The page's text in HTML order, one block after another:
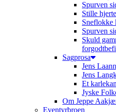
Spurven
Stille
Sneflokke
Spurven
Skuld
Sagprosa
Jens
Jens
Et
Jyske
Om Jeppe
Eventyrbroen